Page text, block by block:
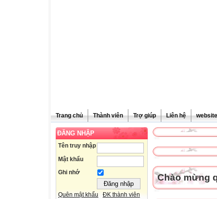
Trang chủ Thành viên Trợ giúp Liên hệ
ĐĂNG NHẬP
Tên truy nhập
Mật khẩu
Ghi nhớ
Quên mật khẩu ĐK thành viên
Chào mừng